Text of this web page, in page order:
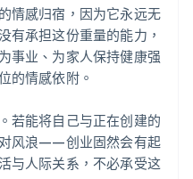
情感归宿，因为它永远无
有承担这份重量的能力，
事业、为家人保持健康强
的情感依附。
若能将自己与正在创建的
风浪——创业固然会有起
与人际关系，不必承受这